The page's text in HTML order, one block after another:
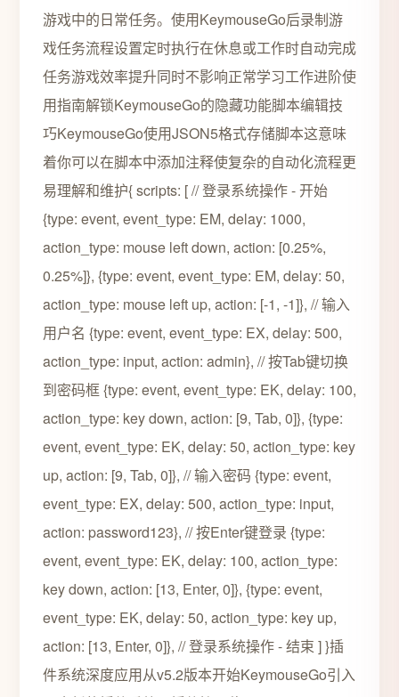
游戏中的日常任务。使用KeymouseGo后录制游
戏任务流程设置定时执行在休息或工作时自动完成
任务游戏效率提升同时不影响正常学习工作进阶使
用指南解锁KeymouseGo的隐藏功能脚本编辑技
巧KeymouseGo使用JSON5格式存储脚本这意味
着你可以在脚本中添加注释使复杂的自动化流程更
易理解和维护{ scripts: [ // 登录系统操作 - 开始
{type: event, event_type: EM, delay: 1000,
action_type: mouse left down, action: [0.25%,
0.25%]}, {type: event, event_type: EM, delay: 50,
action_type: mouse left up, action: [-1, -1]}, // 输入
用户名 {type: event, event_type: EX, delay: 500,
action_type: input, action: admin}, // 按Tab键切换
到密码框 {type: event, event_type: EK, delay: 100,
action_type: key down, action: [9, Tab, 0]}, {type:
event, event_type: EK, delay: 50, action_type: key
up, action: [9, Tab, 0]}, // 输入密码 {type: event,
event_type: EX, delay: 500, action_type: input,
action: password123}, // 按Enter键登录 {type:
event, event_type: EK, delay: 100, action_type:
key down, action: [13, Enter, 0]}, {type: event,
event_type: EK, delay: 50, action_type: key up,
action: [13, Enter, 0]}, // 登录系统操作 - 结束 ] }插
件系统深度应用从v5.2版本开始KeymouseGo引入